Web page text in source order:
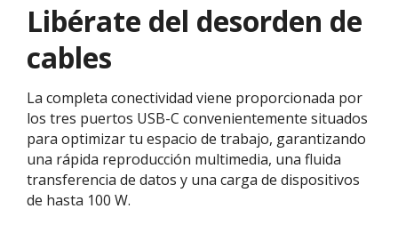
Libérate del desorden de
cables
La completa conectividad viene proporcionada por
los tres puertos USB-C convenientemente situados
para optimizar tu espacio de trabajo, garantizando
una rápida reproducción multimedia, una fluida
transferencia de datos y una carga de dispositivos
de hasta 100 W.